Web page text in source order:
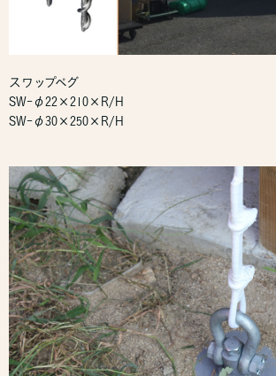
スワップペグ
SW-φ22×210×R/H
SW-φ30×250×R/H